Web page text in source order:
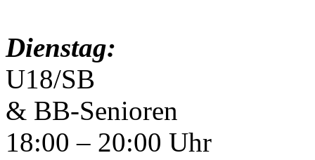
Dienstag:
U18/SB
& BB-Senioren
18:00 – 20:00 Uhr